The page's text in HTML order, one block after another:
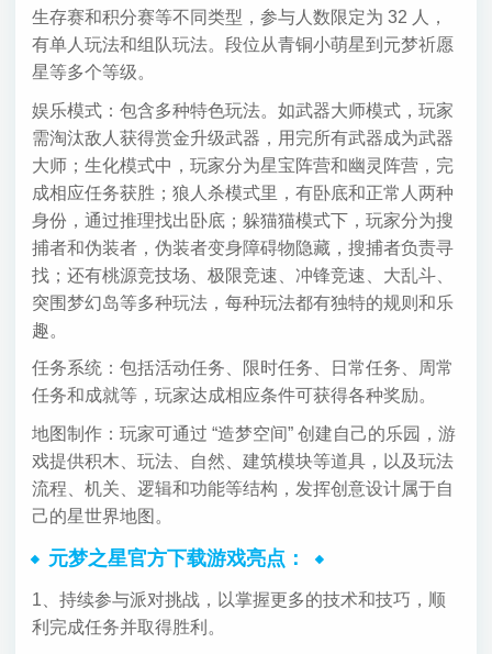
生存赛和积分赛等不同类型，参与人数限定为 32 人，
有单人玩法和组队玩法。段位从青铜小萌星到元梦祈愿
星等多个等级。
娱乐模式：包含多种特色玩法。如武器大师模式，玩家
需淘汰敌人获得赏金升级武器，用完所有武器成为武器
大师；生化模式中，玩家分为星宝阵营和幽灵阵营，完
成相应任务获胜；狼人杀模式里，有卧底和正常人两种
身份，通过推理找出卧底；躲猫猫模式下，玩家分为搜
捕者和伪装者，伪装者变身障碍物隐藏，搜捕者负责寻
找；还有桃源竞技场、极限竞速、冲锋竞速、大乱斗、
突围梦幻岛等多种玩法，每种玩法都有独特的规则和乐
趣。
任务系统：包括活动任务、限时任务、日常任务、周常
任务和成就等，玩家达成相应条件可获得各种奖励。
地图制作：玩家可通过 “造梦空间” 创建自己的乐园，游
戏提供积木、玩法、自然、建筑模块等道具，以及玩法
流程、机关、逻辑和功能等结构，发挥创意设计属于自
己的星世界地图。
元梦之星官方下载游戏亮点：
1、持续参与派对挑战，以掌握更多的技术和技巧，顺
利完成任务并取得胜利。